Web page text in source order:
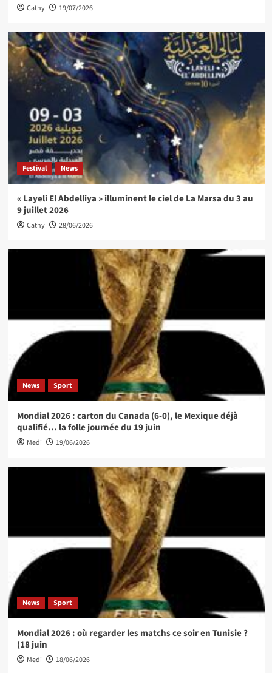
Cathy 19/07/2026
Festival News
« Layeli El Abdelliya » illuminent le ciel de La Marsa du 3 au
9 juillet 2026
Cathy 28/06/2026
News Sport
Mondial 2026 : carton du Canada (6-0), le Mexique déjà
qualifié… la folle journée du 19 juin
Medi 19/06/2026
News Sport
Mondial 2026 : où regarder les matchs ce soir en Tunisie ?
(18 juin
Medi 18/06/2026